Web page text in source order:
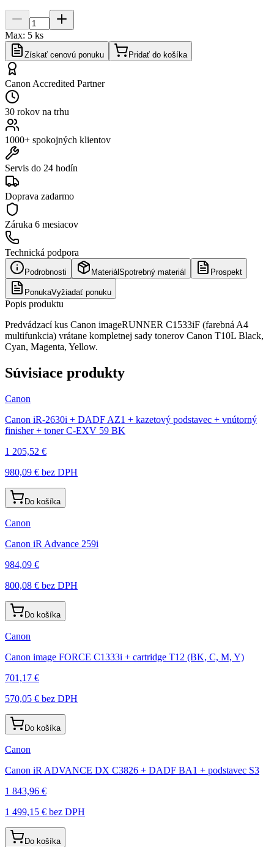
Max: 5 ks
Získať cenovú ponuku Pridať do košíka
Canon Accredited Partner
30 rokov na trhu
1000+ spokojných klientov
Servis do 24 hodín
Doprava zadarmo
Záruka 6 mesiacov
Technická podpora
Podrobnosti Materiál Spotrebný materiál Prospekt
PonukaVyžiadať ponuku
Popis produktu
Predvádzací kus Canon imageRUNNER C1533iF (farebná A4
multifunkcia) vrátane kompletnej sady tonerov Canon T10L Black,
Cyan, Magenta, Yellow.
Súvisiace produkty
Canon
Canon iR-2630i + DADF AZ1 + kazetový podstavec + vnútorný
finisher + toner C-EXV 59 BK
1 205,52 €
980,09 € bez DPH
Do košíka
Canon
Canon iR Advance 259i
984,09 €
800,08 € bez DPH
Do košíka
Canon
Canon image FORCE C1333i + cartridge T12 (BK, C, M, Y)
701,17 €
570,05 € bez DPH
Do košíka
Canon
Canon iR ADVANCE DX C3826 + DADF BA1 + podstavec S3
1 843,96 €
1 499,15 € bez DPH
Do košíka